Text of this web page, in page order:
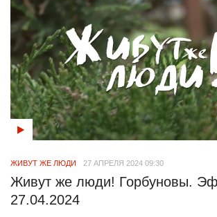
ЖИВУТ ЖЕ ЛЮДИ 27 АПРЕЛЯ 2024 09:30
Живут же люди! Горбуновы.
27.04.2024